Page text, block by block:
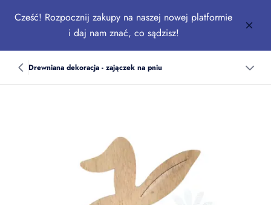
Cześć! Rozpocznij zakupy na naszej nowej platformie
i daj nam znać, co sądzisz!
Drewniana dekoracja - zajączek na pniu